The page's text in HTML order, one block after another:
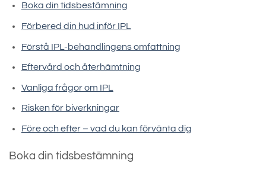
Boka din tidsbestämning
Förbered din hud inför IPL
Förstå IPL-behandlingens omfattning
Eftervård och återhämtning
Vanliga frågor om IPL
Risken för biverkningar
Före och efter – vad du kan förvänta dig
Boka din tidsbestämning